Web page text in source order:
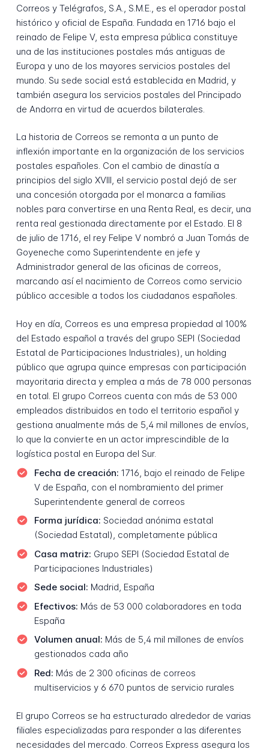
Correos y Telégrafos, S.A., S.M.E., es el operador postal
histórico y oficial de España. Fundada en 1716 bajo el
reinado de Felipe V, esta empresa pública constituye
una de las instituciones postales más antiguas de
Europa y uno de los mayores servicios postales del
mundo. Su sede social está establecida en Madrid, y
también asegura los servicios postales del Principado
de Andorra en virtud de acuerdos bilaterales.
La historia de Correos se remonta a un punto de
inflexión importante en la organización de los servicios
postales españoles. Con el cambio de dinastía a
principios del siglo XVIII, el servicio postal dejó de ser
una concesión otorgada por el monarca a familias
nobles para convertirse en una Renta Real, es decir, una
renta real gestionada directamente por el Estado. El 8
de julio de 1716, el rey Felipe V nombró a Juan Tomás de
Goyeneche como Superintendente en jefe y
Administrador general de las oficinas de correos,
marcando así el nacimiento de Correos como servicio
público accesible a todos los ciudadanos españoles.
Hoy en día, Correos es una empresa propiedad al 100%
del Estado español a través del grupo SEPI (Sociedad
Estatal de Participaciones Industriales), un holding
público que agrupa quince empresas con participación
mayoritaria directa y emplea a más de 78 000 personas
en total. El grupo Correos cuenta con más de 53 000
empleados distribuidos en todo el territorio español y
gestiona anualmente más de 5,4 mil millones de envíos,
lo que la convierte en un actor imprescindible de la
logística postal en Europa del Sur.
Fecha de creación: 1716, bajo el reinado de Felipe
V de España, con el nombramiento del primer
Superintendente general de correos
Forma jurídica: Sociedad anónima estatal
(Sociedad Estatal), completamente pública
Casa matriz: Grupo SEPI (Sociedad Estatal de
Participaciones Industriales)
Sede social: Madrid, España
Efectivos: Más de 53 000 colaboradores en toda
España
Volumen anual: Más de 5,4 mil millones de envíos
gestionados cada año
Red: Más de 2 300 oficinas de correos
multiservicios y 6 670 puntos de servicio rurales
El grupo Correos se ha estructurado alrededor de varias
filiales especializadas para responder a las diferentes
necesidades del mercado. Correos Express asegura los